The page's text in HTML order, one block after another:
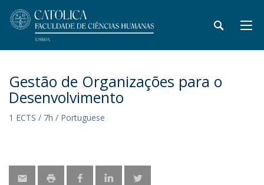
Gestão de Organizações para o
Desenvolvimento
1 ECTS / 7h / Portuguese